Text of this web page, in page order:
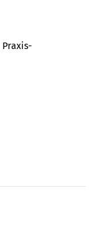
Praxis-